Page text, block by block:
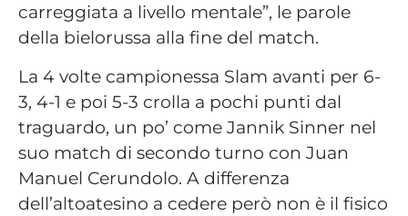
carreggiata a livello mentale”, le parole
della bielorussa alla fine del match.
La 4 volte campionessa Slam avanti per 6-
3, 4-1 e poi 5-3 crolla a pochi punti dal
traguardo, un po’ come Jannik Sinner nel
suo match di secondo turno con Juan
Manuel Cerundolo. A differenza
dell’altoatesino a cedere però non è il fisico